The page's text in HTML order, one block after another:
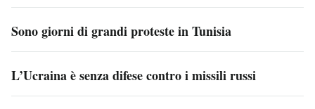
Sono giorni di grandi proteste in Tunisia
L’Ucraina è senza difese contro i missili russi